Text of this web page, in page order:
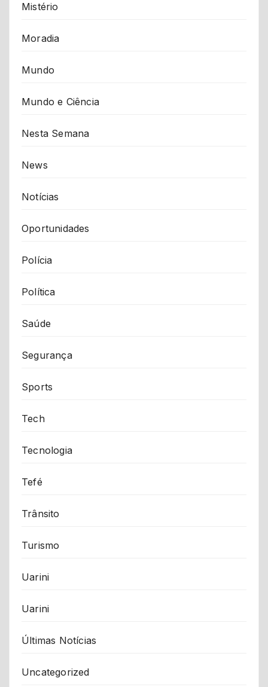
Mistério
Moradia
Mundo
Mundo e Ciência
Nesta Semana
News
Notícias
Oportunidades
Polícia
Política
Saúde
Segurança
Sports
Tech
Tecnologia
Tefé
Trânsito
Turismo
Uarini
Uarini
Últimas Notícias
Uncategorized